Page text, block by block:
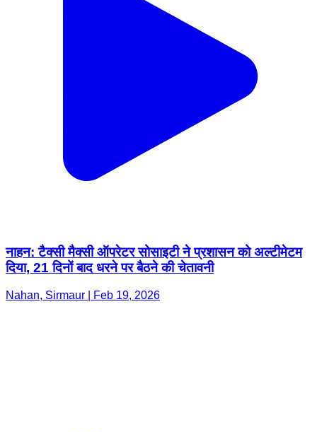
नाहन: टैक्सी मैक्सी ऑपरेटर सोसाइटी ने प्रशासन को अल्टीमेटम
दिया, 21 दिनों बाद धरने पर बैठने की चेतावनी
Nahan, Sirmaur | Feb 19, 2026